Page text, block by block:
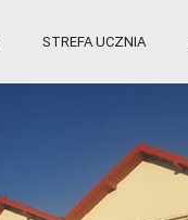
STREFA UCZNIA